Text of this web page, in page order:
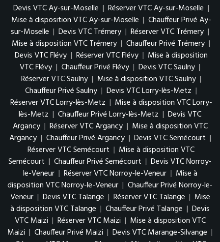
Devis VTC Ay-sur-Moselle | Réserver VTC Ay-sur-Moselle |
Mise à disposition VTC Ay-sur-Moselle | Chauffeur Privé Ay-
sur-Moselle | Devis VTC Trémery | Réserver VTC Trémery |
Mise à disposition VTC Trémery | Chauffeur Privé Trémery |
Devis VTC Flévy | Réserver VTC Flévy | Mise à disposition
VTC Flévy | Chauffeur Privé Flévy | Devis VTC Saulny |
Réserver VTC Saulny | Mise à disposition VTC Saulny |
Chauffeur Privé Saulny | Devis VTC Lorry-lès-Metz |
Réserver VTC Lorry-lès-Metz | Mise à disposition VTC Lorry-
lès-Metz | Chauffeur Privé Lorry-lès-Metz | Devis VTC
Argancy | Réserver VTC Argancy | Mise à disposition VTC
Argancy | Chauffeur Privé Argancy | Devis VTC Semécourt |
Réserver VTC Semécourt | Mise à disposition VTC
Semécourt | Chauffeur Privé Semécourt | Devis VTC Norroy-
le-Veneur | Réserver VTC Norroy-le-Veneur | Mise à
disposition VTC Norroy-le-Veneur | Chauffeur Privé Norroy-le-
Veneur | Devis VTC Talange | Réserver VTC Talange | Mise
à disposition VTC Talange | Chauffeur Privé Talange | Devis
VTC Maizi | Réserver VTC Maizi | Mise à disposition VTC
Maizi | Chauffeur Privé Maizi | Devis VTC Marange-Silvange |